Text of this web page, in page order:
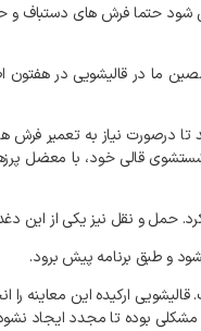
شود حتما فرش‌ های دستباف و
ما در قالیشویی در هفتون
تا درصورت نیاز به تعمیر فرش‌
قالی خود، با معضل
.حمل و نقل نیز یکی از این
و طبق برنامه پیش برود.
.قالیشویی ارکیده این معاینه را
مشکلی بوده تا مجدد ایجاد